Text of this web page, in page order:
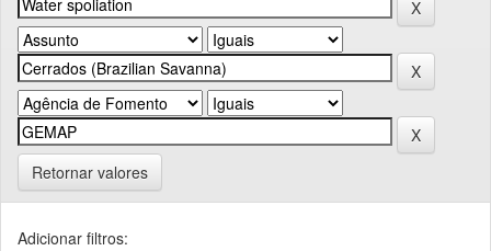
Retornar valores
Adicionar filtros: